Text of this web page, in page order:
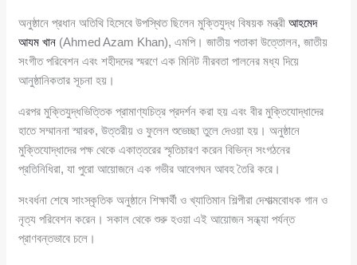
অনুষ্ঠানে প্রধান অতিথি হিসেবে উপস্থিত ছিলেন মুক্তিযুদ্ধ বিষয়ক মন্ত্রীআহমেদ
আযম খান (Ahmed Azam Khan), এমপি। জাতীয় পতাকা উত্তোলন, জাতীয়
সংগীত পরিবেশন এবং শহীদদের স্মরণে এক মিনিট নীরবতা পালনের মধ্য দিয়ে
আনুষ্ঠানিকতার সূচনা হয়।
এরপর মুক্তিযুদ্ধভিত্তিক প্রামাণ্যচিত্র প্রদর্শন করা হয় এবং বীর মুক্তিযোদ্ধাদের
হাতে সম্মাননা স্মারক, উত্তরীয় ও ফুলেল শুভেচ্ছা তুলে দেওয়া হয়। অনুষ্ঠানে
মুক্তিযোদ্ধাদের পক্ষ থেকে একাত্তরের স্মৃতিচারণ করেন বিভিন্ন সংগঠনের
প্রতিনিধিরা, যা পুরো আয়োজনে এক গভীর আবেগঘন আবহ তৈরি করে।
সংবর্ধনা শেষে সাংস্কৃতিক অনুষ্ঠানে শিক্ষার্থী ও খ্যাতিমান শিল্পীরা দেশাত্মবোধক গান ও
নৃত্য পরিবেশন করেন। সকাল থেকে শুরু হওয়া এই আয়োজন সন্ধ্যা পর্যন্ত
প্রাণবন্তভাবে চলে।